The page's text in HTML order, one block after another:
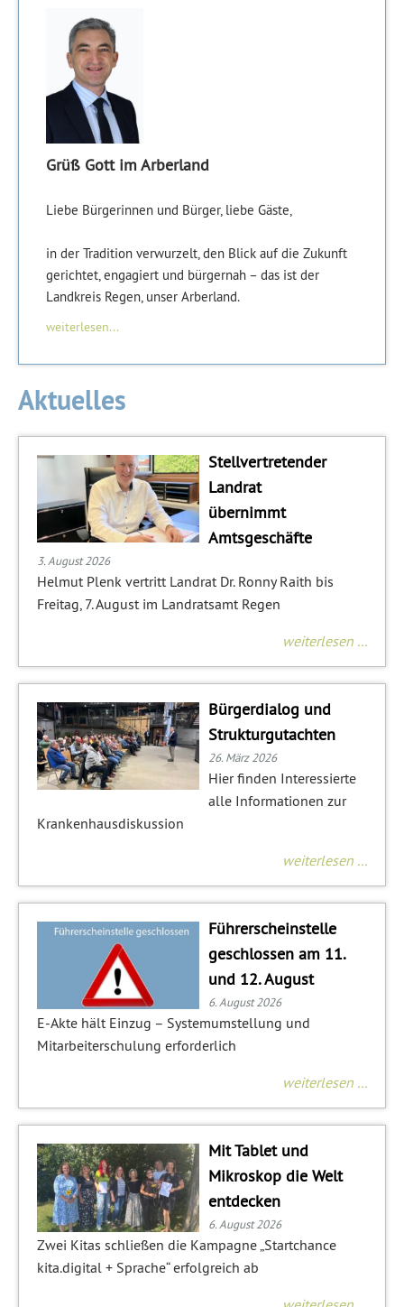
Grüß Gott im Arberland
Liebe Bürgerinnen und Bürger, liebe Gäste,
in der Tradition verwurzelt, den Blick auf die Zukunft
gerichtet, engagiert und bürgernah – das ist der
Landkreis Regen, unser Arberland.
weiterlesen...
Aktuelles
Stellvertretender
Landrat
übernimmt
Amtsgeschäfte
3. August 2026
Helmut Plenk vertritt Landrat Dr. Ronny Raith bis
Freitag, 7. August im Landratsamt Regen
weiterlesen ...
Bürgerdialog und
Strukturgutachten
26. März 2026
Hier finden Interessierte
alle Informationen zur
Krankenhausdiskussion
weiterlesen ...
Führerscheinstelle
geschlossen am 11.
und 12. August
6. August 2026
E-Akte hält Einzug – Systemumstellung und
Mitarbeiterschulung erforderlich
weiterlesen ...
Mit Tablet und
Mikroskop die Welt
entdecken
6. August 2026
Zwei Kitas schließen die Kampagne „Startchance
kita.digital + Sprache“ erfolgreich ab